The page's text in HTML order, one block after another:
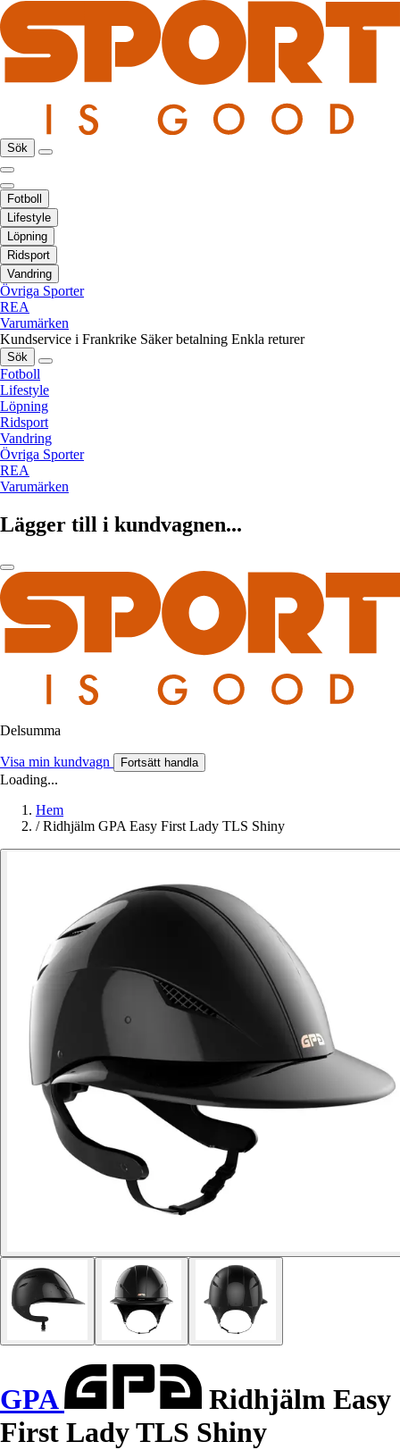
Sök
Fotboll
Lifestyle
Löpning
Ridsport
Vandring
Övriga Sporter
REA
Varumärken
Kundservice i Frankrike Säker betalning Enkla returer
Sök
Fotboll
Lifestyle
Löpning
Ridsport
Vandring
Övriga Sporter
REA
Varumärken
Lägger till i kundvagnen...
Delsumma
Visa min kundvagn Fortsätt handla
Loading...
Hem
/ Ridhjälm GPA Easy First Lady TLS Shiny
GPA
Ridhjälm Easy
First Lady TLS Shiny